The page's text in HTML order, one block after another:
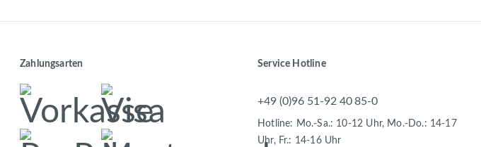
Zahlungsarten Service Hotline
+49 (0)96 51-92 40 85-0
Hotline: Mo.-Sa.: 10-12 Uhr, Mo.-Do.: 14-17
Uhr, Fr.: 14-16 Uhr